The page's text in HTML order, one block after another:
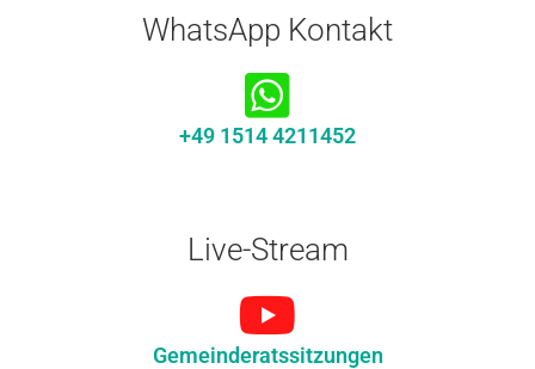
WhatsApp Kontakt
+49 1514 4211452
Live-Stream
Gemeinderatssitzungen